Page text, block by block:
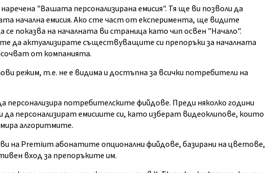
"Вашата персонализирана емисия". Тя ще ви позволи да
начална емисия. Ако сте част от експеримента, ще видите
показва на началната ви страница като чип освен "Начало".
да актуализирате съществуващите си препоръки за началната
от компанията.
режим, т.е. не е видима и достъпна за всички потребители на
персонализира потребителските фийдове. Преди няколко години
да персонализират емисиите си, като изберат видеоклипове, които
алгоритмите.
на Premium абонатите опционални фийдове, базирани на цветове,
вход за препоръките им.